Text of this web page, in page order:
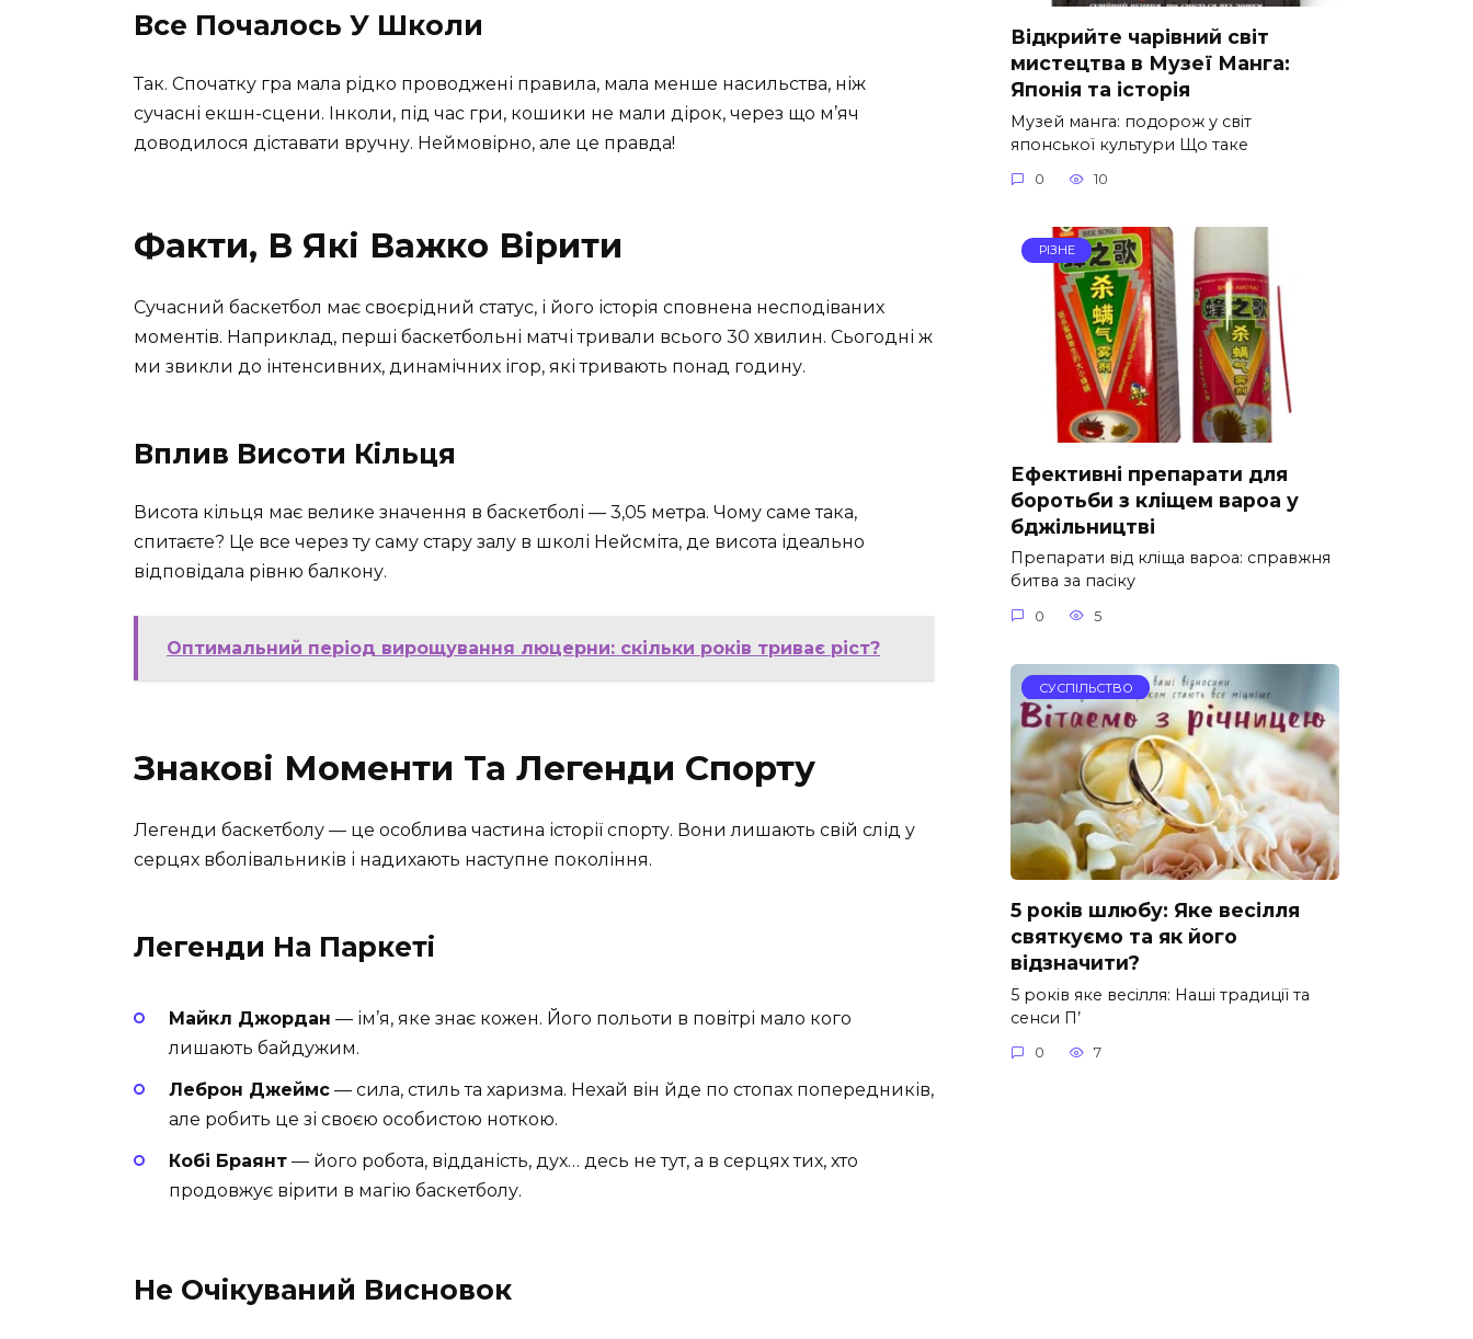
Все Почалось У Школи
Так. Спочатку гра мала рідко проводжені правила, мала менше насильства, ніж
сучасні екшн-сцени. Інколи, під час гри, кошики не мали дірок, через що м’яч
доводилося діставати вручну. Неймовірно, але це правда!
Факти, В Які Важко Вірити
Сучасний баскетбол має своєрідний статус, і його історія сповнена несподіваних
моментів. Наприклад, перші баскетбольні матчі тривали всього 30 хвилин. Сьогодні ж
ми звикли до інтенсивних, динамічних ігор, які тривають понад годину.
Вплив Висоти Кільця
Висота кільця має велике значення в баскетболі — 3,05 метра. Чому саме така,
спитаєте? Це все через ту саму стару залу в школі Нейсміта, де висота ідеально
відповідала рівню балкону.
Оптимальний період вирощування люцерни: скільки років триває ріст?
Знакові Моменти Та Легенди Спорту
Легенди баскетболу — це особлива частина історії спорту. Вони лишають свій слід у
серцях вболівальників і надихають наступне покоління.
Легенди На Паркеті
Майкл Джордан — ім’я, яке знає кожен. Його польоти в повітрі мало кого
лишають байдужим.
Леброн Джеймс — сила, стиль та харизма. Нехай він йде по стопах попередників,
але робить це зі своєю особистою ноткою.
Кобі Браянт — його робота, відданість, дух… десь не тут, а в серцях тих, хто
продовжує вірити в магію баскетболу.
Не Очікуваний Висновок
Відкрийте чарівний світ
мистецтва в Музеї Манга:
Японія та історія
Музей манга: подорож у світ
японської культури Що таке
0 10
РІЗНЕ
Ефективні препарати для
боротьби з кліщем вароа у
бджільництві
Препарати від кліща вароа: справжня
битва за пасіку
0 5
СУСПІЛЬСТВО
5 років шлюбу: Яке весілля
святкуємо та як його
відзначити?
5 років яке весілля: Наші традиції та
сенси П’
0 7